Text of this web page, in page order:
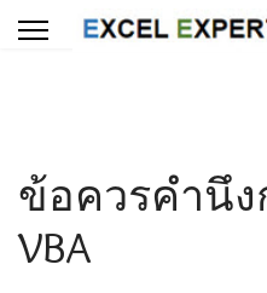
ข้อควรคำนึง
VBA